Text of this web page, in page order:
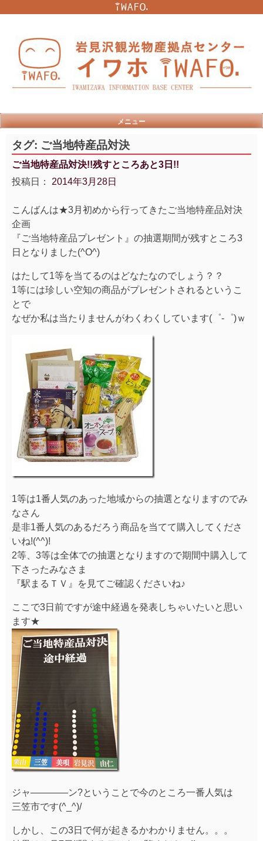
メニュー
タグ: ご当地特産品対決
ご当地特産品対決!!残すところあと3日!!
投稿日： 2014年3月28日
こんばんは★3月初めから行ってきたご当地特産品対決
企画
『ご当地特産品プレゼント』の抽選期間が残すところ3
日となりました(^O^)
はたして1等を当てるのはどなたなのでしょう？？
1等には珍しい空知の商品がプレゼントされるというこ
とで
なぜか私は当たりませんがわくわくしています(゜-゜)ｗ
1等は1番人気のあった地域からの抽選となりますのでみ
なさん
是非1番人気のあるだろう商品を当てて購入してくださ
いね!(^^)!
2等、3等は全体での抽選となりますので期間中購入して
下さったみなさま
『駅まるＴＶ』を見てご確認くださいね♪
ここで3日前ですが途中経過を発表しちゃいたいと思い
ます★
ジャ――――ン?ということで今のところ一番人気は
三笠市です(^_^)/
しかし、この3日で何が起きるかわかりません。。。